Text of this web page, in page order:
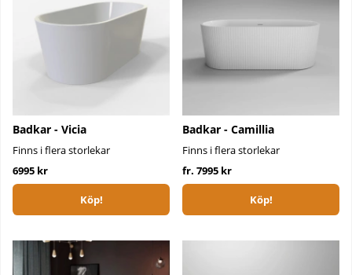
Badkar - Vicia
Finns i flera storlekar
6995 kr
Köp!
Badkar - Camillia
Finns i flera storlekar
fr. 7995 kr
Köp!